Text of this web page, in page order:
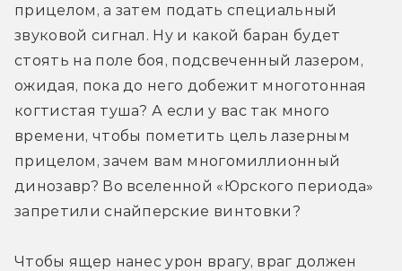
прицелом, а затем подать специальный
звуковой сигнал. Ну и какой баран будет
стоять на поле боя, подсвеченный лазером,
ожидая, пока до него добежит многотонная
когтистая туша? А если у вас так много
времени, чтобы пометить цель лазерным
прицелом, зачем вам многомиллионный
динозавр? Во вселенной «Юрского периода»
запретили снайперские винтовки?
Чтобы ящер нанес урон врагу, враг должен